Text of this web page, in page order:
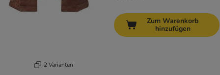
2 Varianten
Zum Warenkorb
hinzufügen